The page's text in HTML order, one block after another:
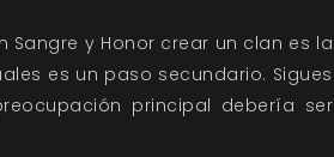
Sangre y Honor crear un clan es la
es un paso secundario. Sigues
principal debería ser